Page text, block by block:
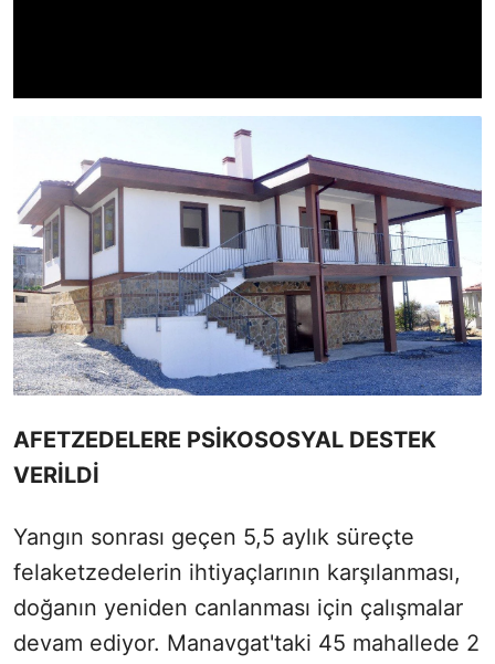
AFETZEDELERE PSİKOSOSYAL DESTEK
VERİLDİ
Yangın sonrası geçen 5,5 aylık süreçte
felaketzedelerin ihtiyaçlarının karşılanması,
doğanın yeniden canlanması için çalışmalar
devam ediyor. Manavgat'taki 45 mahallede 2